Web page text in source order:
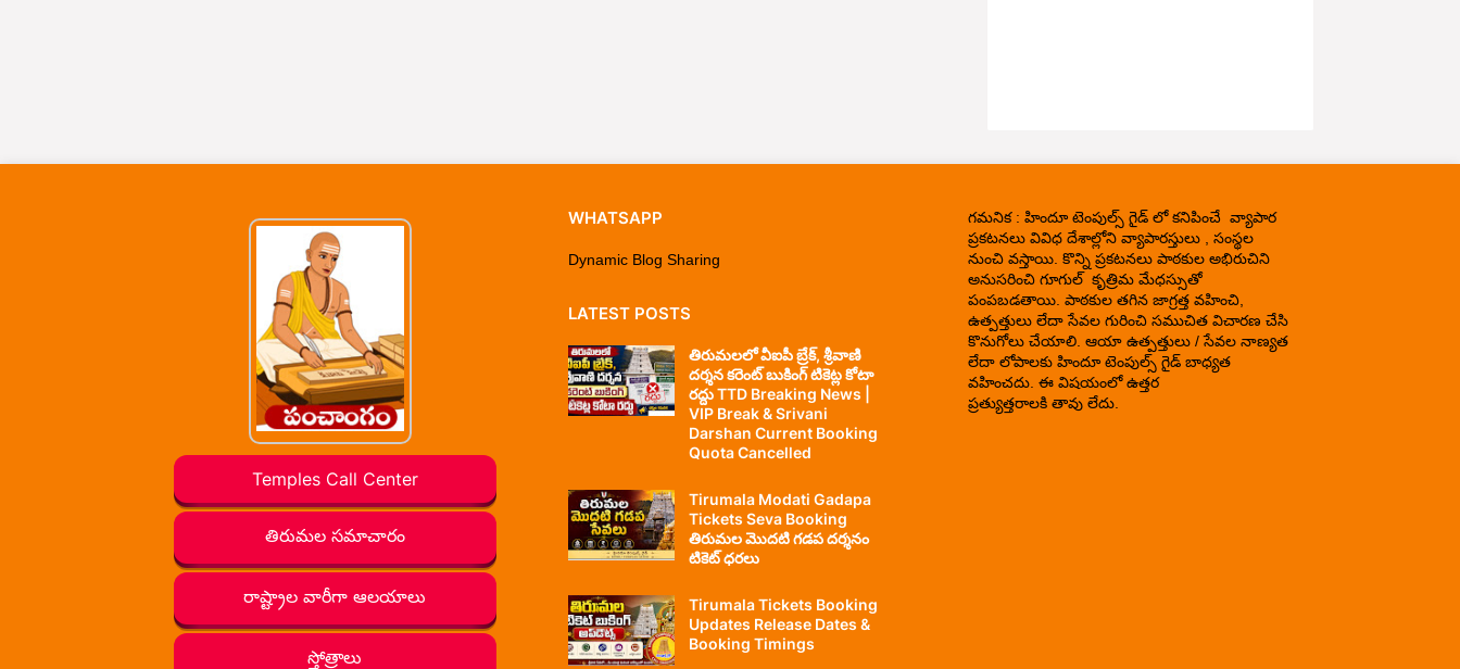
Temples Call Center
తిరుమల సమాచారం
రాష్ట్రాల వారీగా ఆలయాలు
స్తోత్రాలు
WHATSAPP
Dynamic Blog Sharing
LATEST POSTS
తిరుమలలో వీఐపీ బ్రేక్, శ్రీవాణి
దర్శన కరెంట్ బుకింగ్ టికెట్ల కోటా
రద్దు TTD Breaking News |
VIP Break & Srivani
Darshan Current Booking
Quota Cancelled
Tirumala Modati Gadapa
Tickets Seva Booking
తిరుమల మొదటి గడప దర్శనం
టికెట్ ధరలు
Tirumala Tickets Booking
Updates Release Dates &
Booking Timings
గమనిక : హిందూ టెంపుల్స్ గైడ్ లో కనిపించే వ్యాపార
ప్రకటనలు వివిధ దేశాల్లోని వ్యాపారస్తులు , సంస్థల
నుంచి వస్తాయి. కొన్ని ప్రకటనలు పాఠకుల అభిరుచిని
అనుసరించి గూగుల్ కృత్రిమ మేధస్సుతో
పంపబడతాయి. పాఠకుల తగిన జాగ్రత్త వహించి,
ఉత్పత్తులు లేదా సేవల గురించి సముచిత విచారణ చేసి
కొనుగోలు చేయాలి. ఆయా ఉత్పత్తులు / సేవల నాణ్యత
లేదా లోపాలకు హిందూ టెంపుల్స్ గైడ్ బాధ్యత
వహించదు. ఈ విషయంలో ఉత్తర
ప్రత్యుత్తరాలకి తావు లేదు.